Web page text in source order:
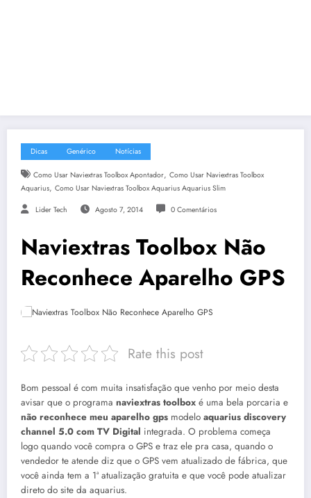
Dicas Genérico Notícias
Como Usar Naviextras Toolbox Apontador, Como Usar Naviextras Toolbox
Aquarius, Como Usar Naviextras Toolbox Aquarius Aquarius Slim
Lider Tech Agosto 7, 2014 0 Comentários
Naviextras Toolbox Não
Reconhece Aparelho GPS
Rate this post
Bom pessoal é com muita insatisfação que venho por meio desta
avisar que o programa naviextras toolbox é uma bela porcaria e
não reconhece meu aparelho gps modelo aquarius discovery
channel 5.0 com TV Digital integrada. O problema começa
logo quando você compra o GPS e traz ele pra casa, quando o
vendedor te atende diz que o GPS vem atualizado de fábrica, que
você ainda tem a 1ª atualização gratuita e que você pode atualizar
direto do site da aquarius.